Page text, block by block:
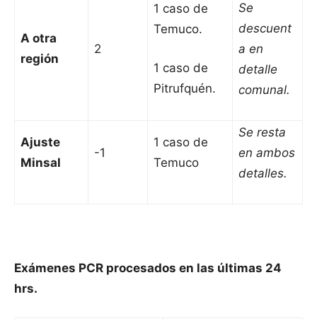
A otra
región
2
1 caso de
Temuco.
1 caso de
Pitrufquén.
Se
descuent
a en
detalle
comunal.
Ajuste
Minsal
-1
1 caso de
Temuco
Se resta
en ambos
detalles.
Exámenes PCR procesados en las últimas 24
hrs.